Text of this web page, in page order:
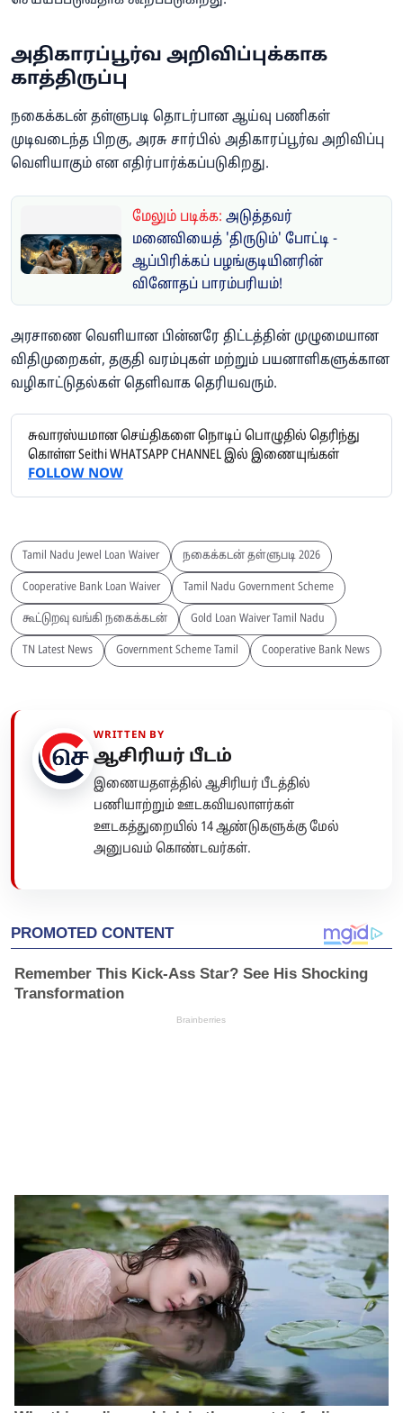
அதிகாரப்பூர்வ அறிவிப்புக்காக
காத்திருப்பு
நகைக்கடன் தள்ளுபடி தொடர்பான ஆய்வு பணிகள்
முடிவடைந்த பிறகு, அரசு சார்பில் அதிகாரப்பூர்வ அறிவிப்பு
வெளியாகும் என எதிர்பார்க்கப்படுகிறது.
மேலும் படிக்க: அடுத்தவர்
மனைவியைத் 'திருடும்' போட்டி -
ஆப்பிரிக்கப் பழங்குடியினரின்
வினோதப் பாரம்பரியம்!
அரசாணை வெளியான பின்னரே திட்டத்தின் முழுமையான
விதிமுறைகள், தகுதி வரம்புகள் மற்றும் பயனாளிகளுக்கான
வழிகாட்டுதல்கள் தெளிவாக தெரியவரும்.
சுவாரஸ்யமான செய்திகளை நொடிப் பொழுதில் தெரிந்து
கொள்ள Seithi WHATSAPP CHANNEL இல் இணையுங்கள்
FOLLOW NOW
Tamil Nadu Jewel Loan Waiver நகைக்கடன் தள்ளுபடி 2026
Cooperative Bank Loan Waiver Tamil Nadu Government Scheme
கூட்டுறவு வங்கி நகைக்கடன் Gold Loan Waiver Tamil Nadu
TN Latest News Government Scheme Tamil Cooperative Bank News
WRITTEN BY
ஆசிரியர் பீடம்
இணையதளத்தில் ஆசிரியர் பீடத்தில்
பணியாற்றும் ஊடகவியலாளர்கள்
ஊடகத்துறையில் 14 ஆண்டுகளுக்கு மேல்
அனுபவம் கொண்டவர்கள்.